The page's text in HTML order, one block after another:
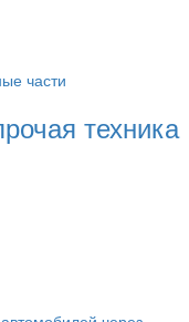
части
техника